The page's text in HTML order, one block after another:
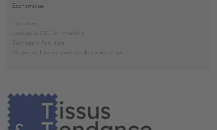
Economique
Entretien
Lavage à 30C° en machine
Séchage à l'air libre
Ne pas utiliser de javel ou de lavage a sec